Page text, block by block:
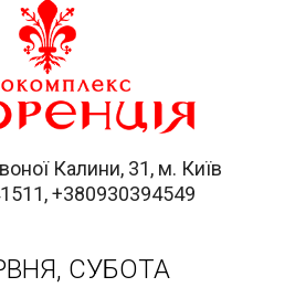
Калини, 31, м. Київ
+380930394549
СУБОТА